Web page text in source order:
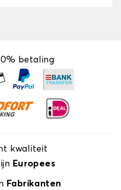
betaling
kwaliteit
Europees
Fabrikanten